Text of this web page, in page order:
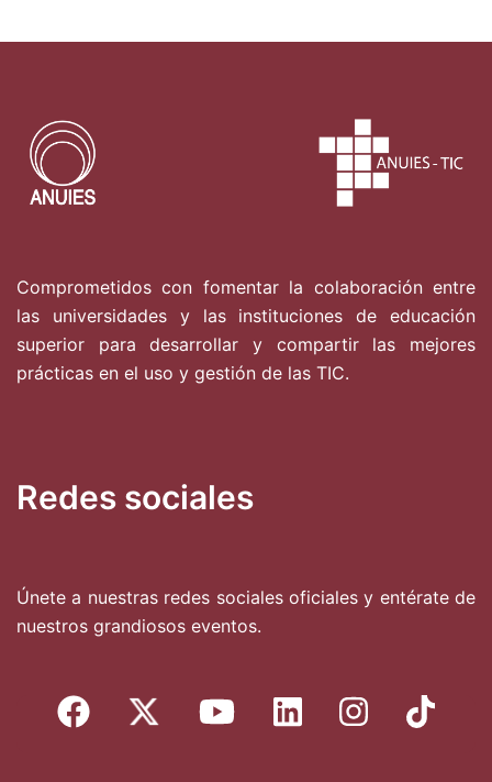
Comprometidos con fomentar la colaboración entre
las universidades y las instituciones de educación
superior para desarrollar y compartir las mejores
prácticas en el uso y gestión de las TIC.
Redes sociales
Únete a nuestras redes sociales oficiales y entérate de
nuestros grandiosos eventos.